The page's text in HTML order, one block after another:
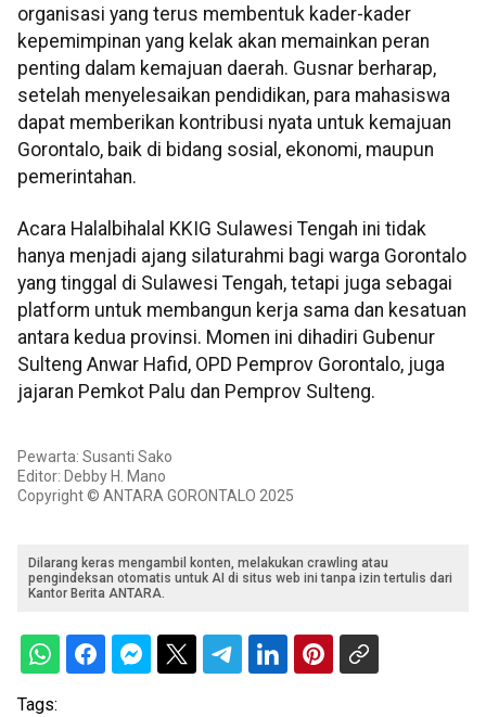
organisasi yang terus membentuk kader-kader
kepemimpinan yang kelak akan memainkan peran
penting dalam kemajuan daerah. Gusnar berharap,
setelah menyelesaikan pendidikan, para mahasiswa
dapat memberikan kontribusi nyata untuk kemajuan
Gorontalo, baik di bidang sosial, ekonomi, maupun
pemerintahan.
Acara Halalbihalal KKIG Sulawesi Tengah ini tidak
hanya menjadi ajang silaturahmi bagi warga Gorontalo
yang tinggal di Sulawesi Tengah, tetapi juga sebagai
platform untuk membangun kerja sama dan kesatuan
antara kedua provinsi. Momen ini dihadiri Gubenur
Sulteng Anwar Hafid, OPD Pemprov Gorontalo, juga
jajaran Pemkot Palu dan Pemprov Sulteng.
Pewarta: Susanti Sako
Editor: Debby H. Mano
Copyright © ANTARA GORONTALO 2025
Dilarang keras mengambil konten, melakukan crawling atau
pengindeksan otomatis untuk AI di situs web ini tanpa izin tertulis dari
Kantor Berita ANTARA.
Tags: